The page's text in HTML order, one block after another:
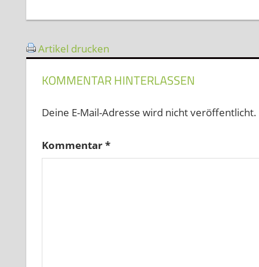
Artikel drucken
KOMMENTAR HINTERLASSEN
Deine E-Mail-Adresse wird nicht veröffentlicht.
Kommentar*